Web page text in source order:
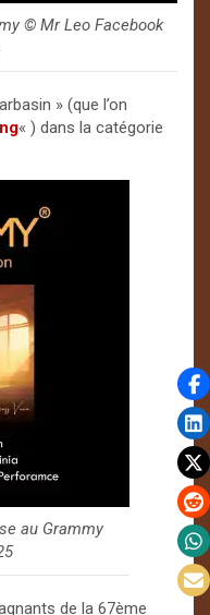
©️ Mr Leo Facebook
» (que l’on
« ) dans la catégorie
au Grammy
de la 67ème